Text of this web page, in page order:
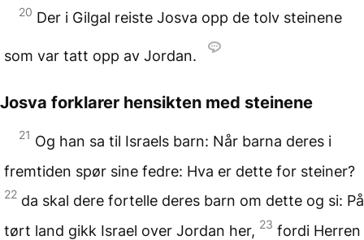
20 Der i Gilgal reiste Josva opp de tolv steinene
som var tatt opp av Jordan.
Josva forklarer hensikten med steinene
21 Og han sa til Israels barn: Når barna deres i
fremtiden spør sine fedre: Hva er dette for steiner?
22 da skal dere fortelle deres barn om dette og si: På
tørt land gikk Israel over Jordan her, 23 fordi Herren